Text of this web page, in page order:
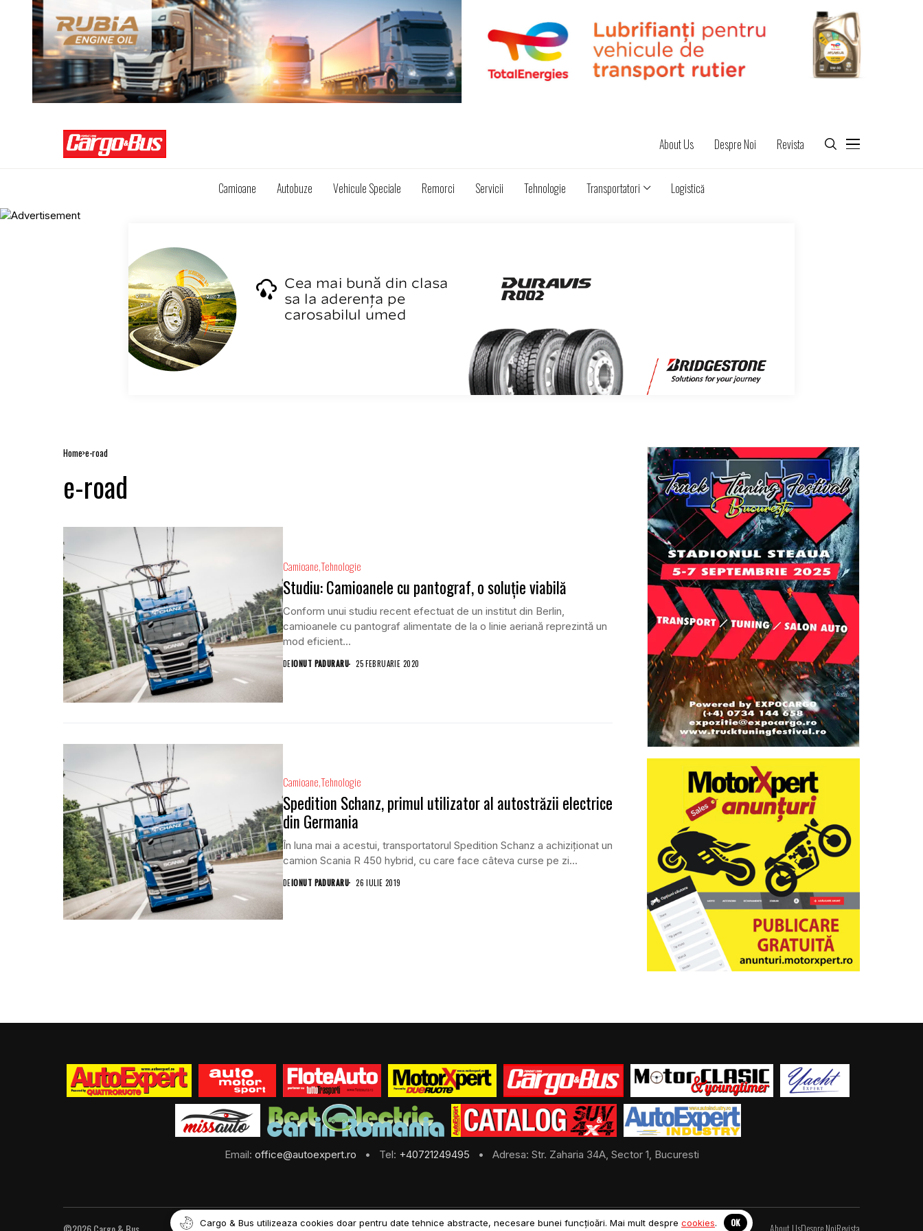
About Us Despre Noi Revista
Camioane Autobuze Vehicule Speciale Remorci Servicii Tehnologie Transportatori Logistică
Home e-road
e-road
CamioaneTehnologie
Studiu: Camioanele cu pantograf, o soluție viabilă
Conform unui studiu recent efectuat de un institut din Berlin,
camioanele cu pantograf alimentate de la o linie aeriană reprezintă un
mod eficient...
DEIONUT PADURARU 25 FEBRUARIE 2020
CamioaneTehnologie
Spedition Schanz, primul utilizator al autostrăzii electrice
din Germania
În luna mai a acestui, transportatorul Spedition Schanz a achiziționat un
camion Scania R 450 hybrid, cu care face câteva curse pe zi...
DEIONUT PADURARU 26 IULIE 2019
Email: office@autoexpert.ro • Tel: +40721249495 • Adresa: Str. Zaharia 34A, Sector 1, Bucuresti
About UsDespre NoiRevista
Cargo & Bus utilizeaza cookies doar pentru date tehnice abstracte, necesare bunei funcțioări. Mai mult despre cookies. OK